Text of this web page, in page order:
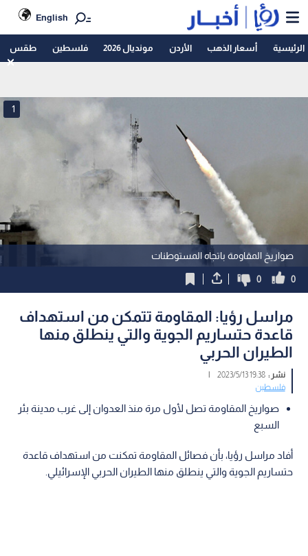
English
الرئيسية أسعار الذهب الأردن مونديال 2026 فلسطين طقس
صواريخ المقاومة باتجاه المستوطنات
1
0
0
مراسل رؤيا: المقاومة تتمكن من استهداف
قاعدة حتساريم الجوية والتي ينطلق منها
الطيران الحربي
نشر :19:38 2023/5/13
|
فلسطين
صواريخ المقاومة تصل لأول مرة منذ العدوان إلى غرب مدينة بئر
السبع
أفاد مراسل رؤيا، بأن فصائل المقاومة تمكنت من استهداف قاعدة
حتساريم الجوية والتي ينطلق منها الطيران الحربي الإسرائيلي.